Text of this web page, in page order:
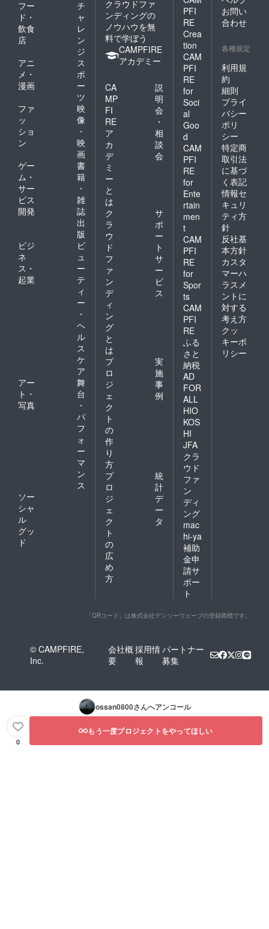
フー
ド・
飲食
店
チ
ャ
レ
ン
ジ
アニ
メ・
漫画
ス
ポ
ー
ツ
ファ
ッ
ショ
ン
映
像
・
映
画
ゲー
ム・
サー
ビス
開発
書
籍
・
雑
誌
出
版
ビジ
ネ
ス・
起業
ビ
ュ
ー
テ
ィ
ー
・
ヘ
ル
ス
ケ
ア
アー
ト・
写真
舞
台
・
パ
フ
ォ
ー
マ
ン
ス
ソー
シャ
ル
グッ
ド
クラウドファ
ンディングの
ノウハウを無
料で学ぼう
CAMPFIRE
アカデミー
CA
MP
FI
RE
ア
カ
デ
ミ
ー
と
は
説
明
会
・
相
談
会
ク
ラ
ウ
ド
フ
ァ
ン
デ
ィ
ン
グ
と
は
サ
ポ
ー
ト
サ
ー
ビ
ス
プ
ロ
ジ
ェ
ク
ト
の
作
り
方
実
施
事
例
プ
ロ
ジ
ェ
ク
ト
の
広
め
方
統
計
デ
ー
タ
PFI
RE
Crea
tion
CAM
PFI
RE
for
Soci
al
Goo
d
CAM
PFI
RE
for
Ente
rtain
men
t
CAM
PFI
RE
for
Spor
ts
CAM
PFI
RE
ふる
さと
納税
AD
FOR
ALL
HIO
KOS
HI
JFA
クラ
ウド
ファ
ン
ディ
ング
mac
hi-ya
補助
金申
請サ
ポー
ト
お問い
合わせ
各種規定
利用規
約
細則
プライ
バシー
ポリ
シー
特定商
取引法
に基づ
く表記
情報セ
キュリ
ティ方
針
反社基
本方針
カスタ
マーハ
ラスメ
ントに
対する
考え方
クッ
キーポ
リシー
「QRコード」は株式会社デンソーウェーブの登録商標です。
© CAMPFIRE,
Inc.
会社概
要
採用情
報
パートナー
募集
ossan0800さんへアンコール
0
もう一度プロジェクトをやってほしい